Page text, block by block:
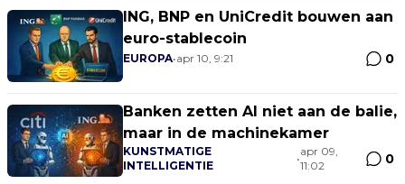
ING, BNP en UniCredit bouwen aan
euro-stablecoin
EUROPA•apr 10, 9:21 0
Banken zetten AI niet aan de balie,
maar in de machinekamer
KUNSTMATIGE
INTELLIGENTIE
•
apr 09,
11:02
0